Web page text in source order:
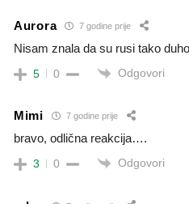
Aurora 7 godine prije
Nisam znala da su rusi tako
5 0 Odgovori
Mimi 7 godine prije
bravo, odlična reakcija….
3 0 Odgovori